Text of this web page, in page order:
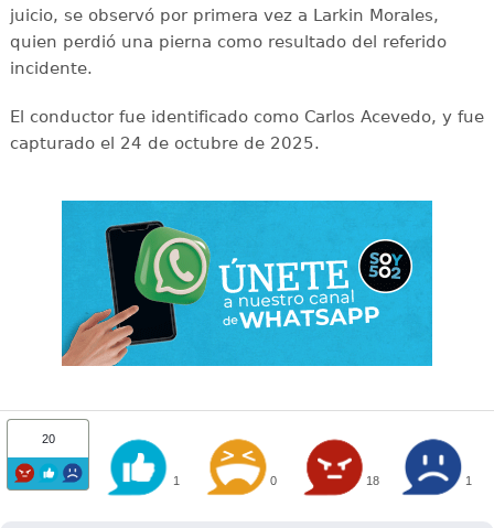
juicio, se observó por primera vez a Larkin Morales,
quien perdió una pierna como resultado del referido
incidente.
El conductor fue identificado como Carlos Acevedo, y fue
capturado el 24 de octubre de 2025.
20
1 0 18 1